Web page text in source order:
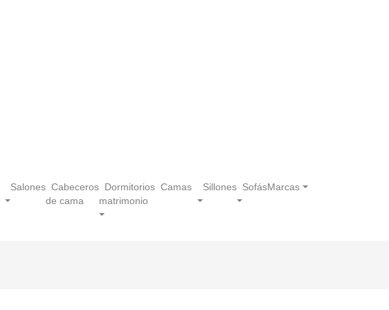
Salones Cabeceros
de cama
Dormitorios
matrimonio
Camas Sillones SofásMarcas